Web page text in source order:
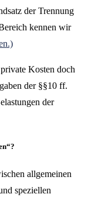
der Trennung
kennen wir
Kosten doch
der §§10 ff.
der
allgemeinen
speziellen